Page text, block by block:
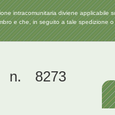
intracomunitaria diviene applicabile
e che, in seguito a tale spedizione
n. 8273